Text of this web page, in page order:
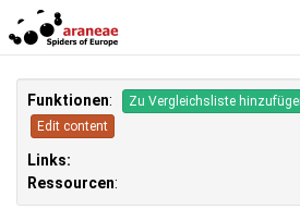
Funktionen: Zu Vergleichsliste
Edit content
Links:
Ressourcen: